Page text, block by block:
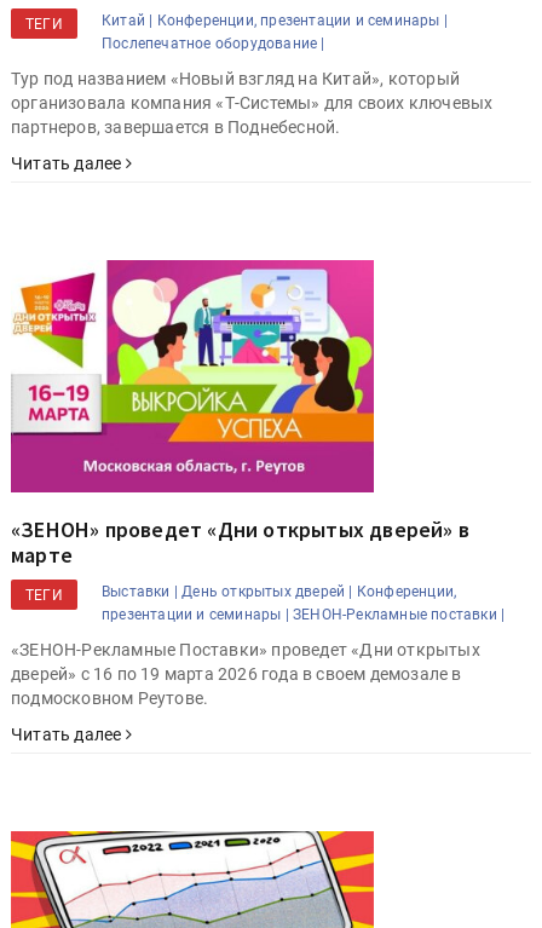
ТЕГИ Китай |
Конференции, презентации и семинары |
Послепечатное оборудование |
Тур под названием «Новый взгляд на Китай», который
организовала компания «Т-Системы» для своих ключевых
партнеров, завершается в Поднебесной.
Читать далее
«ЗЕНОН» проведет «Дни открытых дверей» в
марте
ТЕГИ Выставки | День открытых дверей |
Конференции,
презентации и семинары |
ЗЕНОН-Рекламные поставки |
«ЗЕНОН-Рекламные Поставки» проведет «Дни открытых
дверей» с 16 по 19 марта 2026 года в своем демозале в
подмосковном Реутове.
Читать далее